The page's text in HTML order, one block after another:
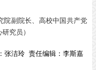
院副院长、高校中国共产党
究员）
张洁玲 责任编辑： 李斯嘉